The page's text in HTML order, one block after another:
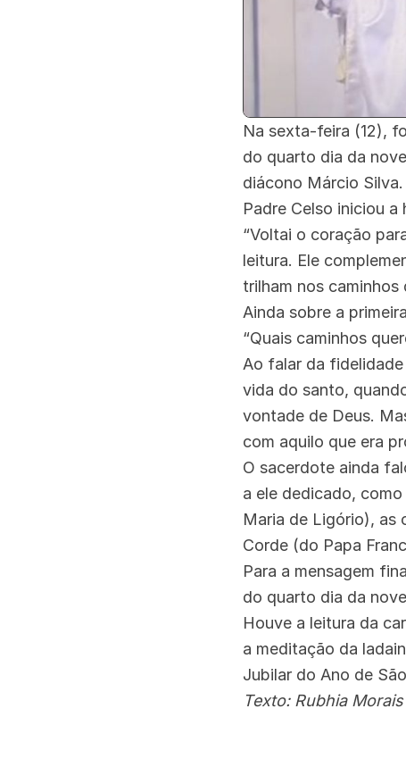
Na sexta-feira (12),
do quarto dia da
diácono Márcio Silva.
Padre Celso iniciou
“Voltai o coração
leitura. Ele
trilham nos caminhos
Ainda sobre a
“Quais caminhos
Ao falar da
vida do santo,
vontade de Deus.
com aquilo que era
O sacerdote ainda
a ele dedicado,
Maria de Ligório), as
Corde (do Papa
Para a mensagem
do quarto dia da
Houve a leitura da
a meditação da
Jubilar do Ano de
Texto: Rubhia Morais